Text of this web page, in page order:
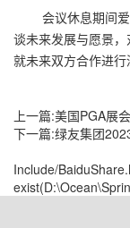
会议休息期间
谈未来发展与愿景
就未来双方合作进行
上一篇:美国PGA展会
下一篇:绿友集团
Include/